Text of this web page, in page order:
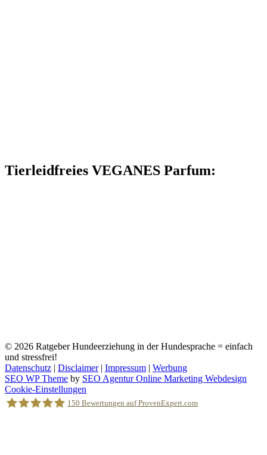
Tierleidfreies VEGANES Parfum:
© 2026 Ratgeber Hundeerziehung in der Hundesprache = einfach
und stressfrei!
Datenschutz | Disclaimer| Impressum | Werbung
SEO WP Theme by SEO Agentur Online Marketing Webdesign
Nach
oben
scrollen
Cookie-Einstellungen
150 Bewertungen auf ProvenExpert.com